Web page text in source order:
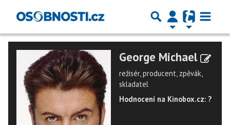
George Michael
režisér, producent, zpěvák,
skladatel
Hodnocení na Kinobox.cz: ?